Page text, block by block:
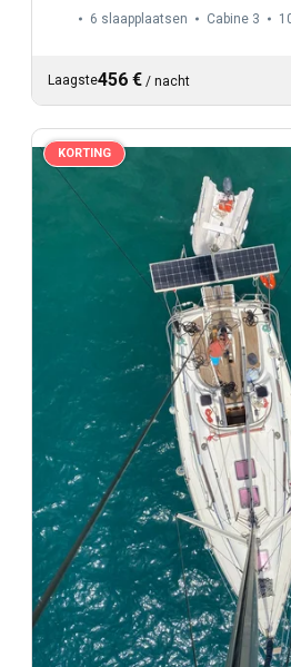
6 slaapplaatsen Cabine 3
Laagste456 € / nacht
KORTING